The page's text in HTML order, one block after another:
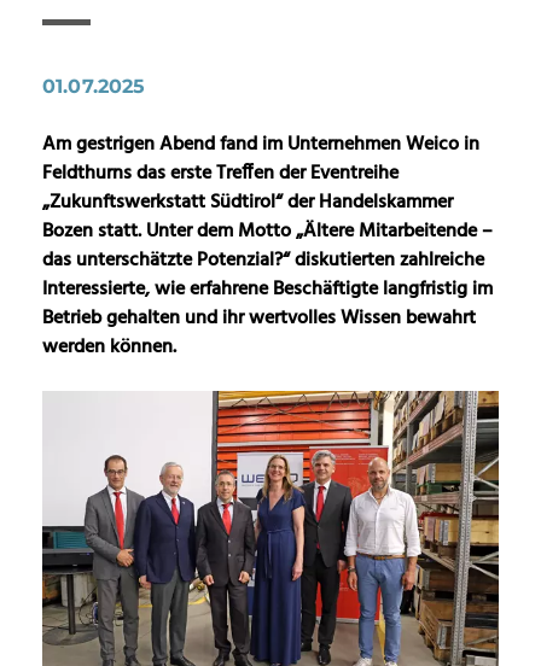
01.07.2025
Am gestrigen Abend fand im Unternehmen Weico in
Feldthurns das erste Treffen der Eventreihe
„Zukunftswerkstatt Südtirol“ der Handelskammer
Bozen statt. Unter dem Motto „Ältere Mitarbeitende –
das unterschätzte Potenzial?“ diskutierten zahlreiche
Interessierte, wie erfahrene Beschäftigte langfristig im
Betrieb gehalten und ihr wertvolles Wissen bewahrt
werden können.